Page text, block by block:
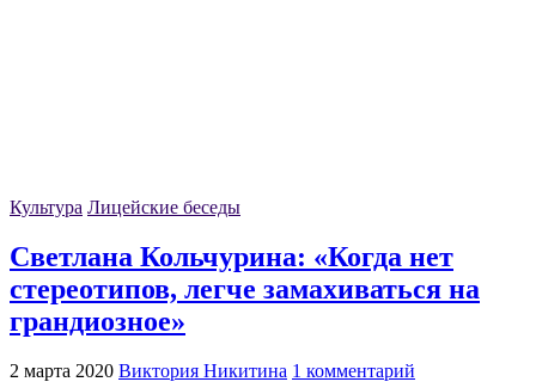
Культура Лицейские беседы
Светлана Кольчурина: «Когда нет
стереотипов, легче замахиваться на
грандиозное»
2 марта 2020 Виктория Никитина 1 комментарий